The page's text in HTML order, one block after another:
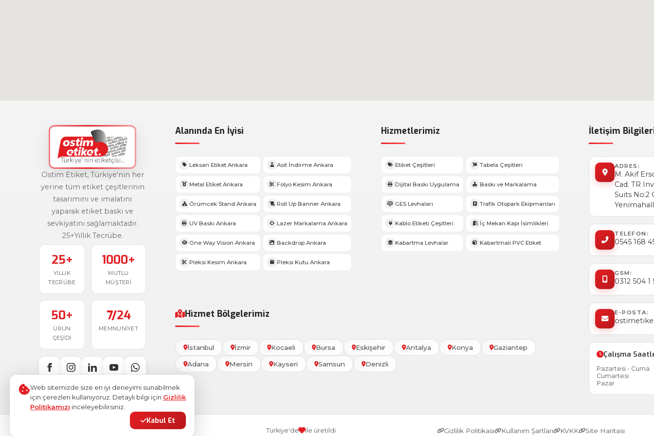
Ostim Etiket, Türkiye'nin her
yerine tüm etiket çeşitlerinin
tasarımını ve imalatını
yaparak etiket baskı ve
sevkiyatını sağlamaktadır.
25+Yıllık Tecrübe.
25+
YILLIK
TECRÜBE
1000+
MUTLU
MÜŞTERI
50+
ÜRÜN
ÇEŞIDI
7/24
MEMNUNIYET
Alanında En İyisi
Leksan Etiket Ankara Asit İndirme Ankara
Metal Etiket Ankara Folyo Kesim Ankara
Örümcek Stand Ankara Roll Up Banner Ankara
UV Baskı Ankara Lazer Markalama Ankara
One Way Vision Ankara Backdrop Ankara
Pleksi Kesim Ankara Pleksi Kutu Ankara
Hizmetlerimiz
Etiket Çeşitleri Tabela Çeşitleri
Dijital Baskı Uygulama Baskı ve Markalama
GES Levhaları Trafik Otopark Ekipmanları
Kablo Etiketi Çeşitleri İç Mekan Kapı İsimlikleri
Kabartma Levhalar Kabartmalı PVC Etiket
Hizmet Bölgelerimiz
İstanbul İzmir Kocaeli Bursa Eskişehir Antalya Konya Gaziantep
Adana Mersin Kayseri Samsun Denizli
İletişim
ADRES:
M. Akif
Cad. TR
Suits No:2
TELEFON:
0545 168
GSM:
0312 504 1
E-POSTA:
Çalışma
Pazartesi - Cuma
Cumartesi
Pazar
. Tüm hakları saklıdır. Türkiye'de ile üretildi Gizlilik Politikası Kullanım Şartları KVKK Site Haritası
Web sitemizde size en iyi deneyimi sunabilmek
için çerezleri kullanıyoruz. Detaylı bilgi için Gizlilik
Politikamızı inceleyebilirsiniz.
Kabul Et